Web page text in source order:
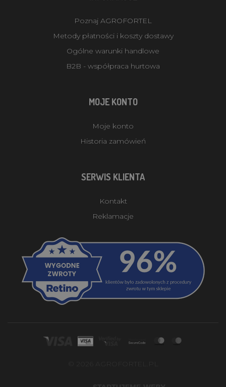
Poznaj AGROFORTEL
Metody płatności i koszty dostawy
Ogólne warunki handlowe
B2B - współpraca hurtowa
MOJE KONTO
Moje konto
Historia zamówień
SERWIS KLIENTA
Kontakt
Reklamacje